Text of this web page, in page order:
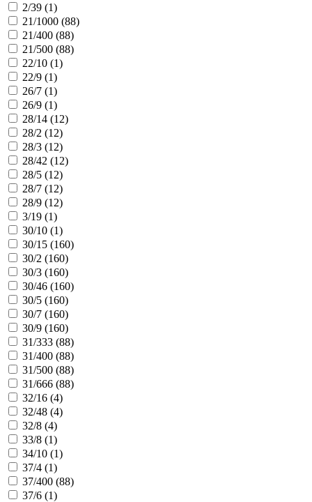
2/39 (1)
21/1000 (88)
21/400 (88)
21/500 (88)
22/10 (1)
22/9 (1)
26/7 (1)
26/9 (1)
28/14 (12)
28/2 (12)
28/3 (12)
28/42 (12)
28/5 (12)
28/7 (12)
28/9 (12)
3/19 (1)
30/10 (1)
30/15 (160)
30/2 (160)
30/3 (160)
30/46 (160)
30/5 (160)
30/7 (160)
30/9 (160)
31/333 (88)
31/400 (88)
31/500 (88)
31/666 (88)
32/16 (4)
32/48 (4)
32/8 (4)
33/8 (1)
34/10 (1)
37/4 (1)
37/400 (88)
37/6 (1)